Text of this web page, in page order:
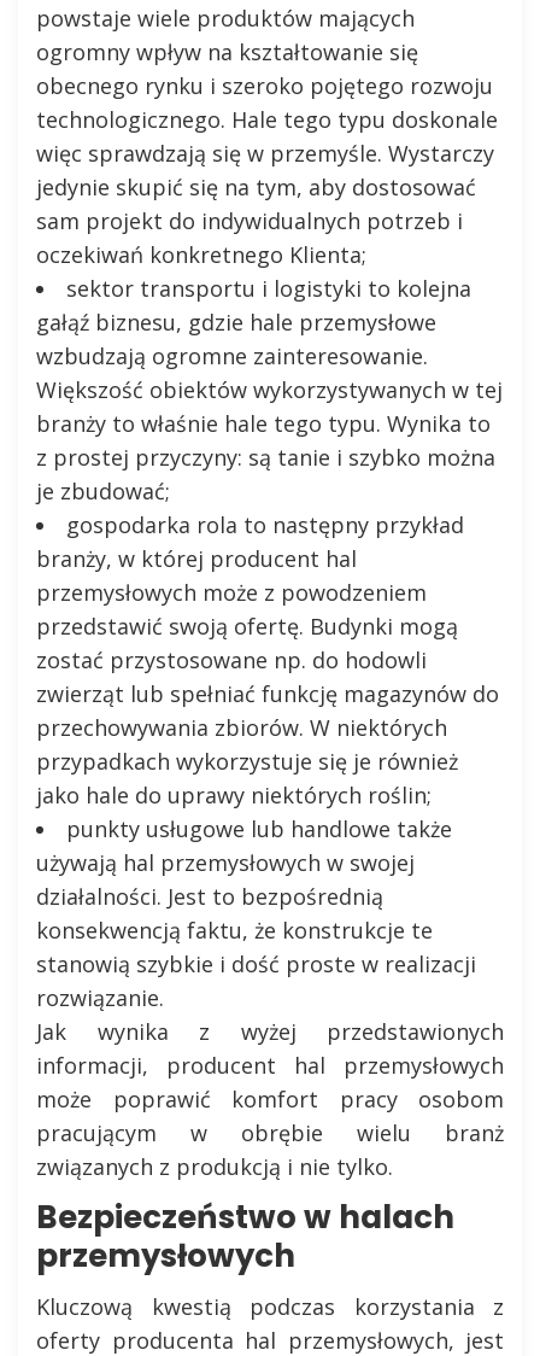
powstaje wiele produktów mających
ogromny wpływ na kształtowanie się
obecnego rynku i szeroko pojętego rozwoju
technologicznego. Hale tego typu doskonale
więc sprawdzają się w przemyśle. Wystarczy
jedynie skupić się na tym, aby dostosować
sam projekt do indywidualnych potrzeb i
oczekiwań konkretnego Klienta;
sektor transportu i logistyki to kolejna
gałąź biznesu, gdzie hale przemysłowe
wzbudzają ogromne zainteresowanie.
Większość obiektów wykorzystywanych w tej
branży to właśnie hale tego typu. Wynika to
z prostej przyczyny: są tanie i szybko można
je zbudować;
gospodarka rola to następny przykład
branży, w której producent hal
przemysłowych może z powodzeniem
przedstawić swoją ofertę. Budynki mogą
zostać przystosowane np. do hodowli
zwierząt lub spełniać funkcję magazynów do
przechowywania zbiorów. W niektórych
przypadkach wykorzystuje się je również
jako hale do uprawy niektórych roślin;
punkty usługowe lub handlowe także
używają hal przemysłowych w swojej
działalności. Jest to bezpośrednią
konsekwencją faktu, że konstrukcje te
stanowią szybkie i dość proste w realizacji
rozwiązanie.
Jak wynika z wyżej przedstawionych
informacji, producent hal przemysłowych
może poprawić komfort pracy osobom
pracującym w obrębie wielu branż
związanych z produkcją i nie tylko.
Bezpieczeństwo w halach
przemysłowych
Kluczową kwestią podczas korzystania z
oferty producenta hal przemysłowych, jest